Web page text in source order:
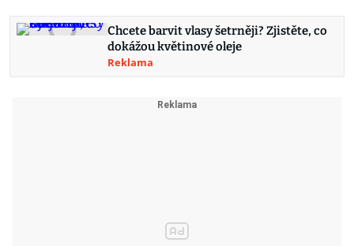
Chcete barvit vlasy šetrněji? Zjistěte, co
dokážou květinové oleje
Reklama